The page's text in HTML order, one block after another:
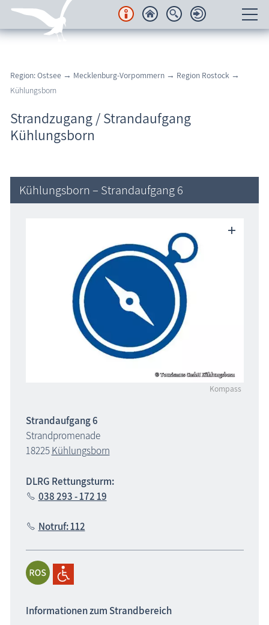
Regionales
Urlaubsorte
Karten
Wissenswertes
Region: Ostsee → Mecklenburg-Vorpommern → Region Rostock →
Kühlungsborn
Strandzugang / Strandaufgang
Kühlungsborn
Kühlungsborn – Strandaufgang 6
Kompass
Strandaufgang 6
Strandpromenade
18225Kühlungsborn
DLRG Rettungsturm:
038 293 - 172 19
Notruf: 112
Informationen zum Strandbereich